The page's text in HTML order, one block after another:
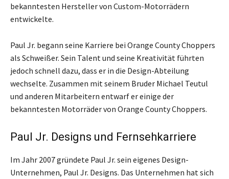
bekanntesten Hersteller von Custom-Motorrädern
entwickelte.
Paul Jr. begann seine Karriere bei Orange County Choppers
als Schweißer. Sein Talent und seine Kreativität führten
jedoch schnell dazu, dass er in die Design-Abteilung
wechselte. Zusammen mit seinem Bruder Michael Teutul
und anderen Mitarbeitern entwarf er einige der
bekanntesten Motorräder von Orange County Choppers.
Paul Jr. Designs und Fernsehkarriere
Im Jahr 2007 gründete Paul Jr. sein eigenes Design-
Unternehmen, Paul Jr. Designs. Das Unternehmen hat sich